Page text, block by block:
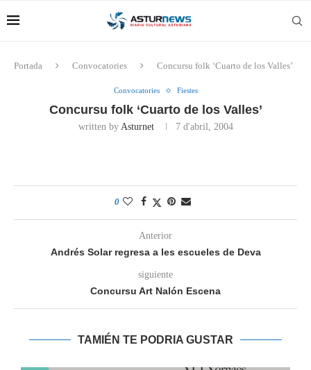
Portada Convocatories Concursu folk ‘Cuarto de los Valles’
Convocatories Fiestes
Concursu folk ‘Cuarto de los Valles’
written by Asturnet 7 d'abril, 2004
0
Anterior
Andrés Solar regresa a les escueles de Deva
siguiente
Concursu Art Nalón Escena
TAMIÉN TE PODRIA GUSTAR